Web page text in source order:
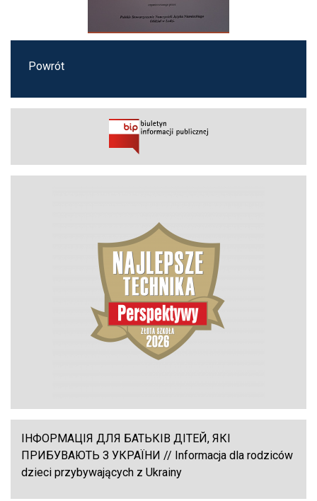
Powrót
ІНФОРМАЦІЯ ДЛЯ БАТЬКІВ ДІТЕЙ, ЯКІ
ПРИБУВАЮТЬ З УКРАЇНИ // Informacja dla rodziców
dzieci przybywających z Ukrainy